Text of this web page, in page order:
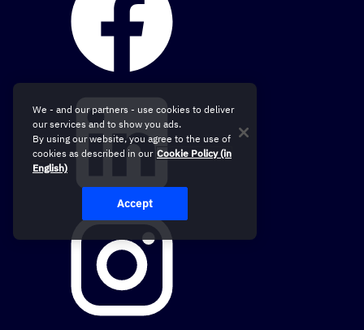
We - and our partners - use cookies to deliver
our services and to show you ads.
By using our website, you agree to the use of
cookies as described in our Cookie Policy (in
English)
Accept